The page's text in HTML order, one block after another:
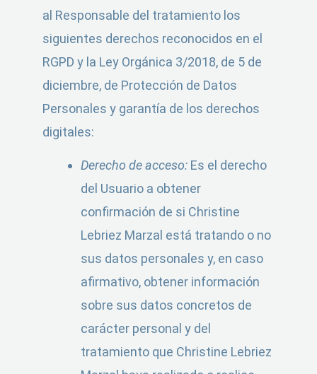
al Responsable del tratamiento los
siguientes derechos reconocidos en el
RGPD y la Ley Orgánica 3/2018, de 5 de
diciembre, de Protección de Datos
Personales y garantía de los derechos
digitales:
Derecho de acceso: Es el derecho
del Usuario a obtener
confirmación de si Christine
Lebriez Marzal está tratando o no
sus datos personales y, en caso
afirmativo, obtener información
sobre sus datos concretos de
carácter personal y del
tratamiento que Christine Lebriez